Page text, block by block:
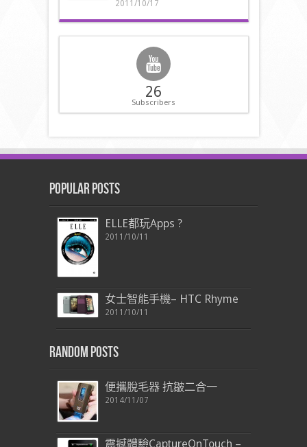
2011/10/17
26
Subscribers
Popular Posts
ELLE都玩Apps ?
2011/10/11
女士智能手機– HTC Rhyme
2011/10/11
Random Posts
便攜脫毛器 抗皺二合一
2014/11/07
震撼體驗CaptureOnTouch –